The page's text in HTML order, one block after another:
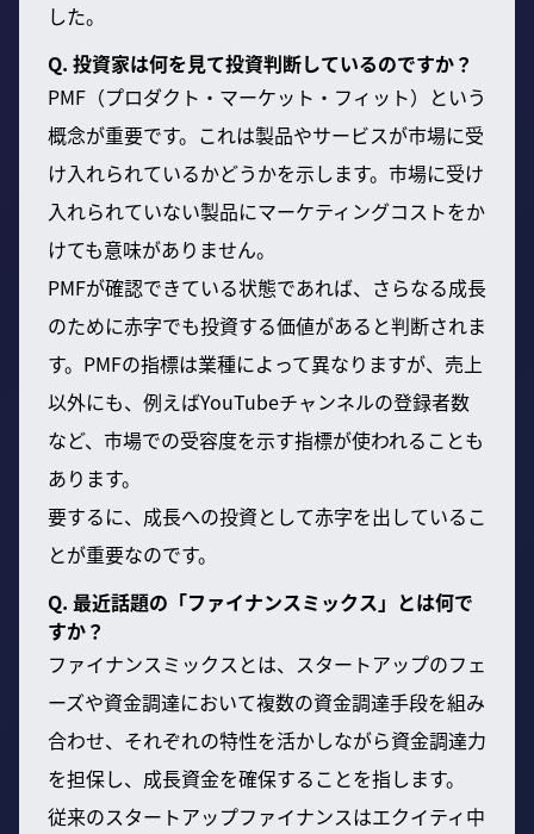
した。
Q. 投資家は何を見て投資判断しているのですか？
PMF（プロダクト・マーケット・フィット）という
概念が重要です。これは製品やサービスが市場に受
け入れられているかどうかを示します。市場に受け
入れられていない製品にマーケティングコストをか
けても意味がありません。
PMFが確認できている状態であれば、さらなる成長
のために赤字でも投資する価値があると判断されま
す。PMFの指標は業種によって異なりますが、売上
以外にも、例えばYouTubeチャンネルの登録者数
など、市場での受容度を示す指標が使われることも
あります。
要するに、成長への投資として赤字を出しているこ
とが重要なのです。
Q. 最近話題の「ファイナンスミックス」とは何で
すか？
ファイナンスミックスとは、スタートアップのフェ
ーズや資金調達において複数の資金調達手段を組み
合わせ、それぞれの特性を活かしながら資金調達力
を担保し、成長資金を確保することを指します。
従来のスタートアップファイナンスはエクイティ中